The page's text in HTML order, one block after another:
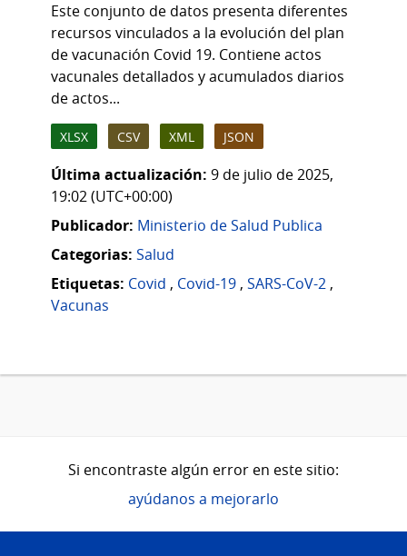
Este conjunto de datos presenta diferentes
recursos vinculados a la evolución del plan
de vacunación Covid 19. Contiene actos
vacunales detallados y acumulados diarios
de actos...
XLSX CSV XML JSON
Última actualización: 9 de julio de 2025,
19:02 (UTC+00:00)
Publicador: Ministerio de Salud Publica
Categorias: Salud
Etiquetas: Covid , Covid-19 , SARS-CoV-2 ,
Vacunas
Si encontraste algún error en este sitio:
ayúdanos a mejorarlo